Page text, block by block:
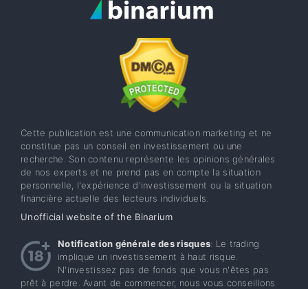
Cette publication est une communication marketing et ne
constitue pas un conseil en investissement ou une
recherche. Son contenu représente les opinions générales
de nos experts et ne prend pas en compte la situation
personnelle, l'expérience d'investissement ou la situation
financière actuelle des lecteurs individuels.
Unofficial website of the Binarium
Notification générale des risques: Le trading
implique un investissement à haut risque.
N'investissez pas de fonds que vous n'êtes pas
prêt à perdre. Avant de commencer, nous vous conseillons